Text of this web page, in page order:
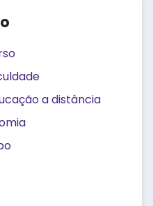
a distância